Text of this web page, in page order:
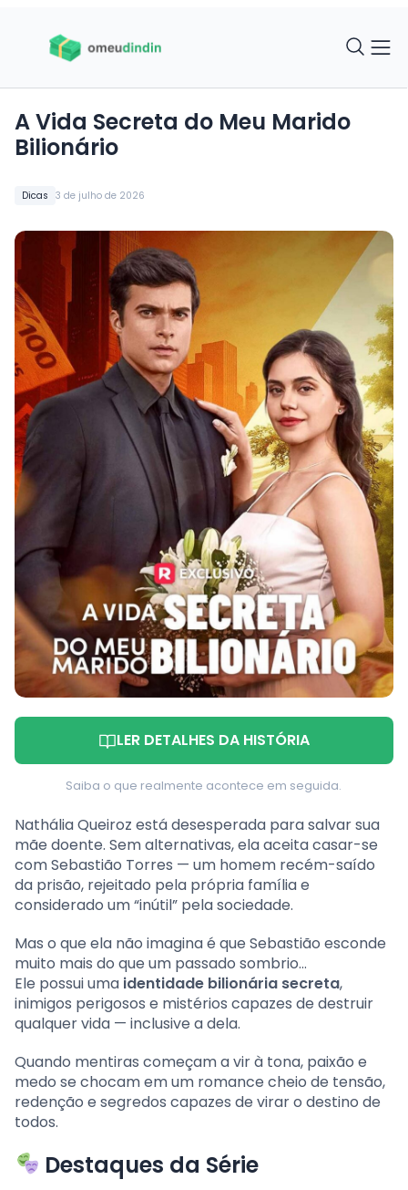
Dicas 3 de julho de 2026
A Vida Secreta do Meu Marido
Bilionário
LER DETALHES DA HISTÓRIA
Saiba o que realmente acontece em seguida.
Nathália Queiroz está desesperada para salvar sua
mãe doente. Sem alternativas, ela aceita casar-se
com Sebastião Torres — um homem recém-saído
da prisão, rejeitado pela própria família e
considerado um “inútil” pela sociedade.
Mas o que ela não imagina é que Sebastião esconde
muito mais do que um passado sombrio…
Ele possui uma identidade bilionária secreta,
inimigos perigosos e mistérios capazes de destruir
qualquer vida — inclusive a dela.
Quando mentiras começam a vir à tona, paixão e
medo se chocam em um romance cheio de tensão,
redenção e segredos capazes de virar o destino de
todos.
Destaques da Série